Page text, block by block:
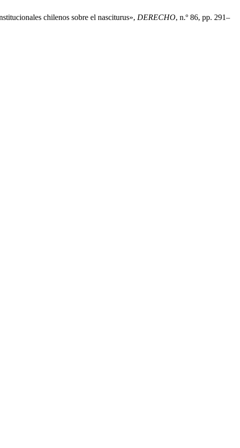
chilenos sobre el nasciturus», DERECHO, n.º 86, pp. 291–